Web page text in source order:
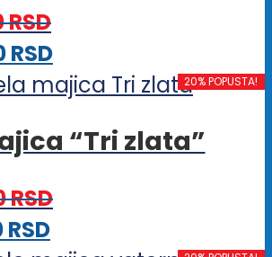
mogu
biti
izabrane
na
stranici
RSD
RSDOvaj
proizvod
više
Opcije
20% POPUSTA!
“Tri zlata”
RSD
RSDOvaj